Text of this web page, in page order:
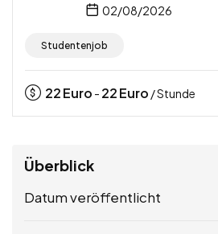
02/08/2026
Studentenjob
22Euro - 22Euro / Stunde
Überblick
Datum veröffentlicht